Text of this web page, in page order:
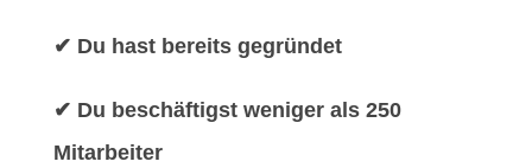
✔ Du hast bereits gegründet
✔ Du beschäftigst weniger als 250
Mitarbeiter